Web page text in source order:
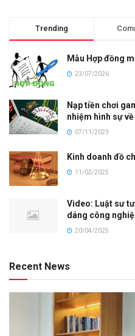
Trending
Mẫu Hợp đồng
23/07/2026
Nạp tiền chơi
nhiệm hình sự
07/11/2023
Kinh doanh đồ
11/02/2025
Video: Luật sư
dáng công
20/04/2025
Recent News